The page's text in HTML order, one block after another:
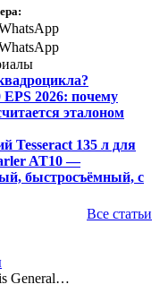
2026: почему
эталоном
Tesseract 135 л для
AT10 —
быстросъёмный, с
Все статьи
General…